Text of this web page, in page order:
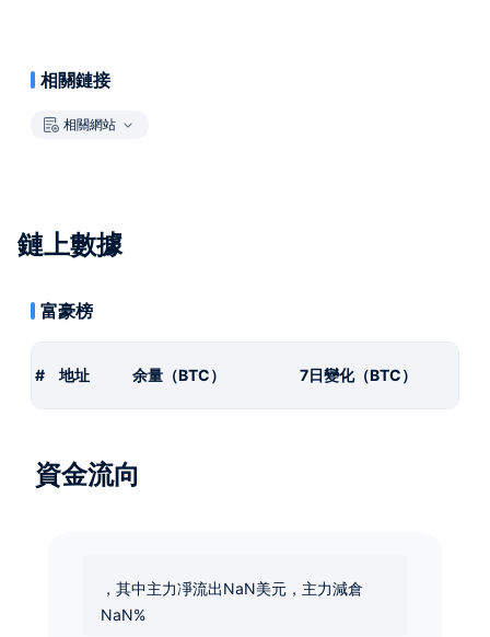
相關鏈接
相關網站
鏈上數據
富豪榜
# 地址 余量（BTC） 7日變化（BTC）
資金流向
，其中主力凈流出NaN美元，主力減倉
NaN%